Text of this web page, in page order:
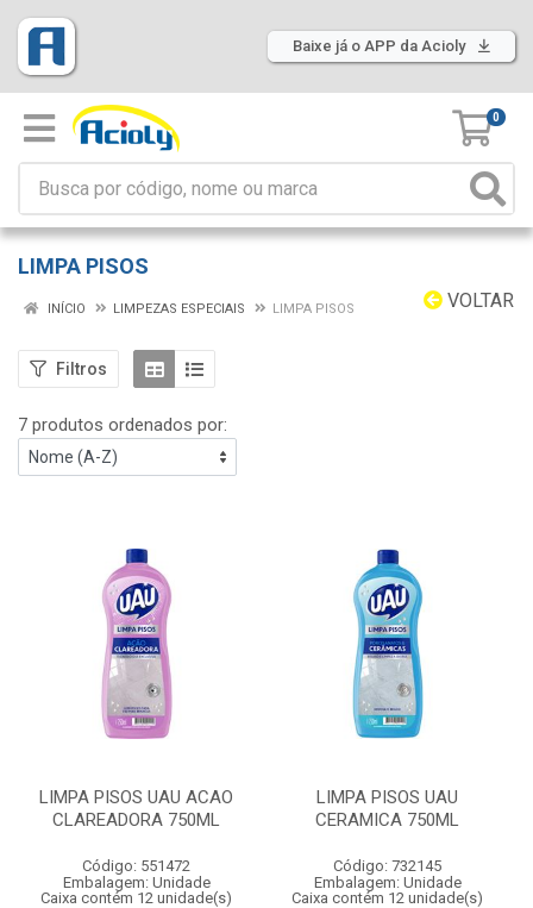
Baixe já o APP da Acioly
0
LIMPA PISOS
VOLTAR
INÍCIO LIMPEZAS ESPECIAIS LIMPA PISOS
Filtros
7 produtos ordenados por:
LIMPA PISOS UAU ACAO
CLAREADORA 750ML
Código: 551472
Embalagem: Unidade
Caixa contém 12 unidade(s)
LIMPA PISOS UAU
CERAMICA 750ML
Código: 732145
Embalagem: Unidade
Caixa contém 12 unidade(s)